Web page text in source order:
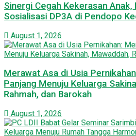
Sinergi Cegah Kekerasan Anak,
Sosialisasi DP3A di Pendopo
August 1, 2026
Merawat Asa di Usia
Panjang Menuju Keluarga
Rahmah, dan Barokah
August 1, 2026